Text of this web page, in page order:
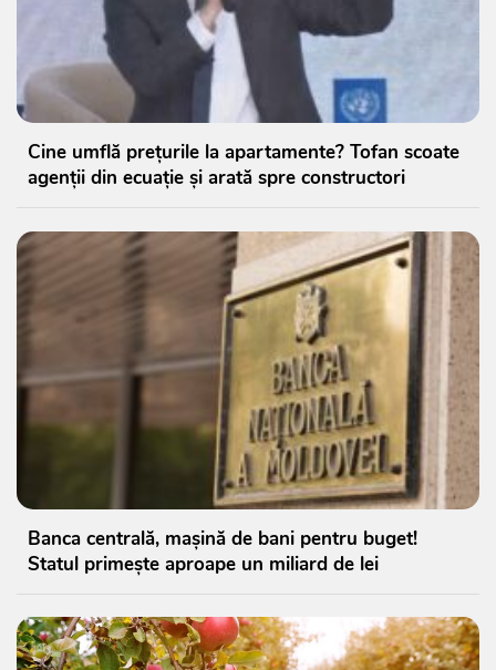
Cine umflă prețurile la apartamente? Tofan scoate
agenții din ecuație și arată spre constructori
Banca centrală, mașină de bani pentru buget!
Statul primește aproape un miliard de lei